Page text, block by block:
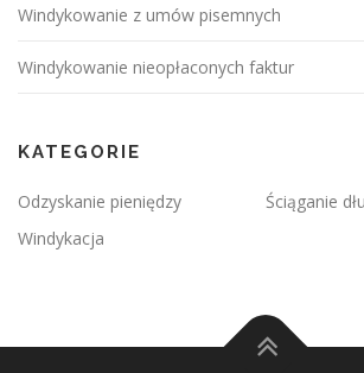
Windykowanie z umów pisemnych
Windykowanie nieopłaconych faktur
KATEGORIE
Odzyskanie pieniędzy
Ściąganie
Windykacja